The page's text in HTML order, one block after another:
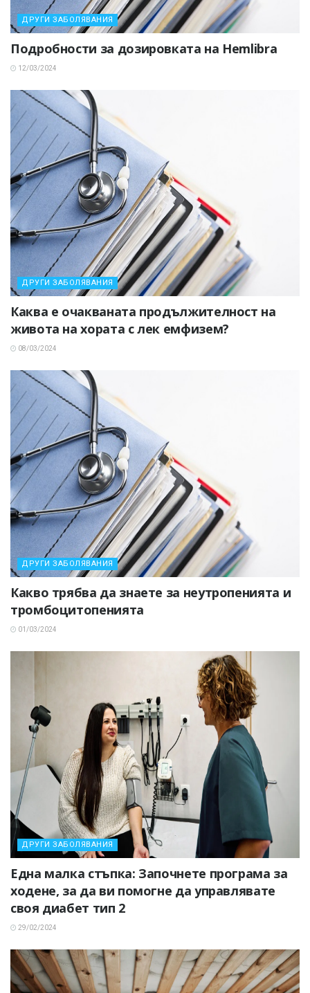
ДРУГИ ЗАБОЛЯВАНИЯ
Подробности за дозировката на Hemlibra
12/03/2024
ДРУГИ ЗАБОЛЯВАНИЯ
Каква е очакваната продължителност на
живота на хората с лек емфизем?
08/03/2024
ДРУГИ ЗАБОЛЯВАНИЯ
Какво трябва да знаете за неутропенията и
тромбоцитопенията
01/03/2024
ДРУГИ ЗАБОЛЯВАНИЯ
Една малка стъпка: Започнете програма за
ходене, за да ви помогне да управлявате
своя диабет тип 2
29/02/2024